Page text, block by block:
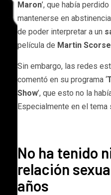
Maron’, que había
mantenerse en
de poder interpretar a un
película de Martin
Sin embargo, las redes
comentó en su programa ‘
Show’, que esto no la
Especialmente en el tema
No ha tenido
relación
años